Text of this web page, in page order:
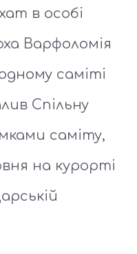
в особі
Варфоломія
саміті
Спільну
саміту,
на курорті